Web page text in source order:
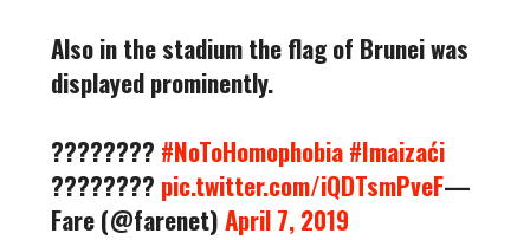
Also in the stadium the flag of Brunei was
displayed prominently.
????️‍???? #NoToHomophobia #Imaizaći
????️‍???? pic.twitter.com/iQDTsmPveF—
Fare (@farenet)April 7, 2019